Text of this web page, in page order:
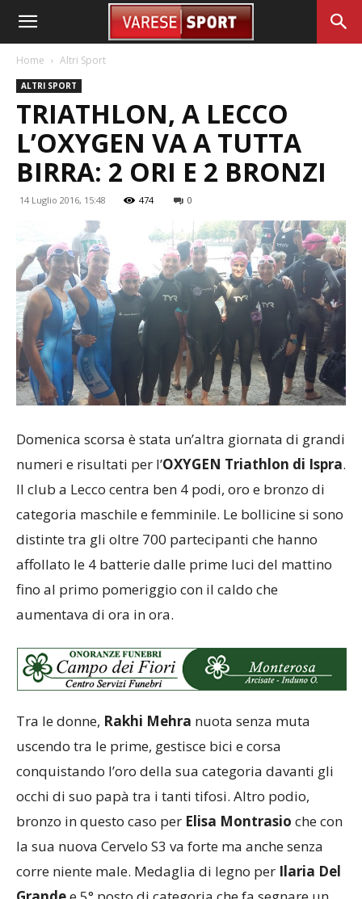
Home Altri Sport
ALTRI SPORT
TRIATHLON, A LECCO
L’OXYGEN VA A TUTTA
BIRRA: 2 ORI E 2 BRONZI
14 Luglio 2016, 15:48 474 0
Domenica scorsa è stata un’altra giornata di grandi
numeri e risultati per l’OXYGEN Triathlon di Ispra.
Il club a Lecco centra ben 4 podi, oro e bronzo di
categoria maschile e femminile. Le bollicine si sono
distinte tra gli oltre 700 partecipanti che hanno
affollato le 4 batterie dalle prime luci del mattino
fino al primo pomeriggio con il caldo che
aumentava di ora in ora.
Tra le donne,
uscendo tra le prime, gestisce bici e corsa
conquistando l’oro della sua categoria davanti gli
occhi di suo papà tra i tanti tifosi. Altro podio,
bronzo in questo caso per
corre niente male. Medaglia di legno per